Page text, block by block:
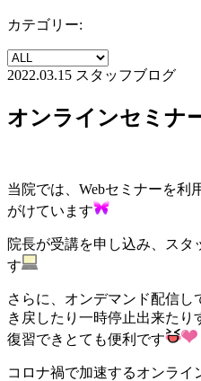
カテゴリー:
2022.03.15 スタッフブログ
オンラインセミナ
当院では、Webセミナーを利
がけています
院長が受講を申し込み、スタ
す
さらに、オンデマンド配信
き戻したり一時停止出来たり
復習できとても便利です
コロナ禍で加速するオンラ